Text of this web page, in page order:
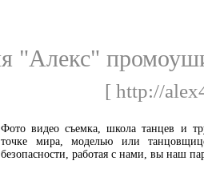
"Алекс"
[ http://
Фото видео съемка, школа танцев и
точке мира, моделью или
безопасности, работая с нами, вы наш